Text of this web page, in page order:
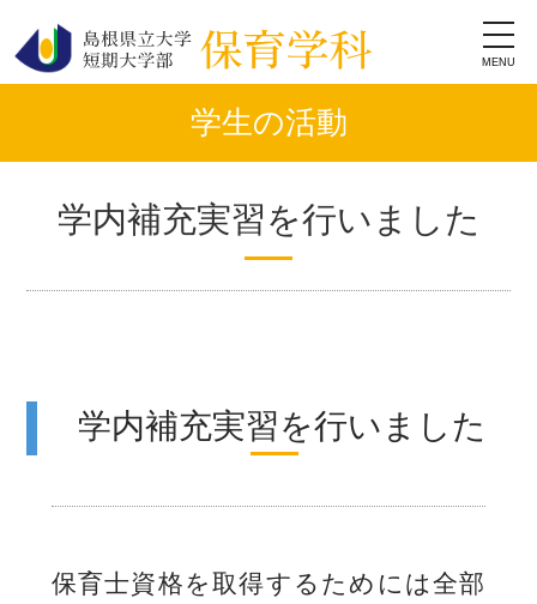
学生の活動
学内補充実習を行いました
学内補充実習を行いました
保育士資格を取得するためには全部